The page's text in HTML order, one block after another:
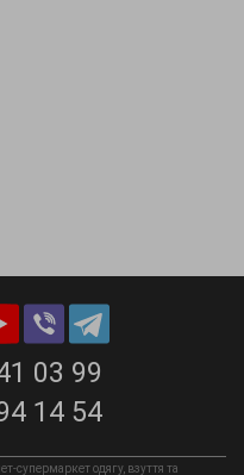
03 99
14 54
супермаркет одягу, взуття та